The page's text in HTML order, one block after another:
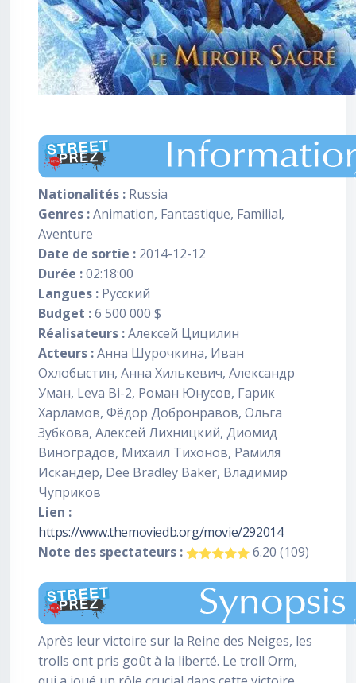
Nationalités : Russia
Genres :Animation, Fantastique, Familial,
Aventure
Date de sortie : 2014-12-12
Durée :02:18:00
Langues : Pусский
Budget :6 500 000 $
Réalisateurs :Алексей Цицилин
Acteurs :Анна Шурочкина, Иван
Охлобыстин, Анна Хилькевич, Александр
Уман, Leva Bi-2, Роман Юнусов, Гарик
Харламов, Фёдор Добронравов, Ольга
Зубкова, Алексей Лихницкий, Диомид
Виноградов, Михаил Тихонов, Рамиля
Искандер, Dee Bradley Baker, Владимир
Чуприков
Lien :
https://www.themoviedb.org/movie/292014
Note des spectateurs :
6.20 (109)
Après leur victoire sur la Reine des Neiges, les
trolls ont pris goût à la liberté. Le troll Orm,